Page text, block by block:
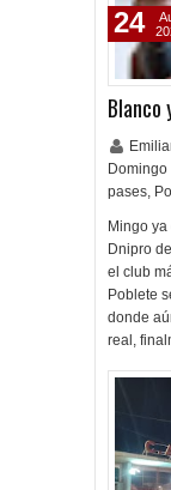
Blanco
pases,
Mingo
Dnipro
el club
Poblete
donde
real,
24